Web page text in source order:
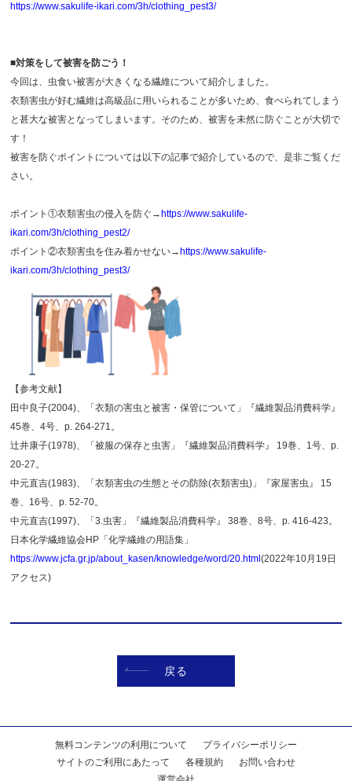
https://www.sakulife-ikari.com/3h/clothing_pest3/
■対策をして被害を防ごう！
今回は、虫食い被害が大きくなる繊維について紹介しました。
衣類害虫が好む繊維は高級品に用いられることが多いため、食べられてしまう
と甚大な被害となってしまいます。そのため、被害を未然に防ぐことが大切で
す！
被害を防ぐポイントについては以下の記事で紹介しているので、是非ご覧くだ
さい。
ポイント①衣類害虫の侵入を防ぐ→ https://www.sakulife-
ikari.com/3h/clothing_pest2/
ポイント②衣類害虫を住み着かせない→ https://www.sakulife-
ikari.com/3h/clothing_pest3/
【参考文献】
田中良子(2004)、「衣類の害虫と被害・保管について」『繊維製品消費科学』
45巻、4号、p. 264-271。
辻井康子(1978)、「被服の保存と虫害」『繊維製品消費科学』 19巻、1号、p.
20-27。
中元直吉(1983)、「衣類害虫の生態とその防除(衣類害虫)」『家屋害虫』 15
巻、16号、p. 52-70。
中元直吉(1997)、「3.虫害」『繊維製品消費科学』 38巻、8号、p. 416-423。
日本化学繊維協会HP「化学繊維の用語集」
https://www.jcfa.gr.jp/about_kasen/knowledge/word/20.html(2022年10月19日
アクセス)
戻る
無料コンテンツの利用について
プライバシーポリシー
サイトのご利用にあたって
各種規約
お問い合わせ